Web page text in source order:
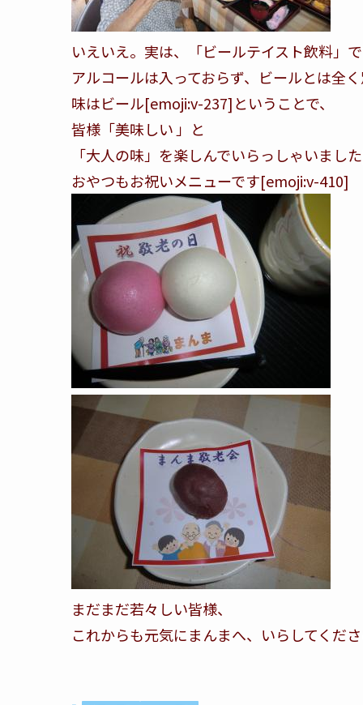
いえいえ。実は、「ビールテイスト飲料」
アルコールは入っておらず、ビールとは全く
味はビール[emoji:v-237]ということで、
皆様「美味しい 」と
「大人の味」を楽しんでいらっしゃいまし
おやつもお祝いメニューです[emoji:v-410]
まだまだ若々しい皆様、
これからも元気にまんまへ、いらしてくだ
白尾